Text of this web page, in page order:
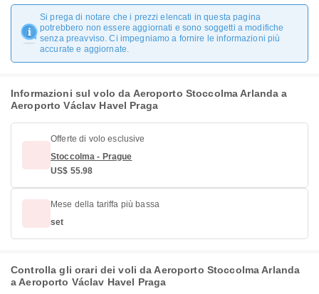
Si prega di notare che i prezzi elencati in questa pagina
potrebbero non essere aggiornati e sono soggetti a modifiche
senza preavviso. Ci impegniamo a fornire le informazioni più
accurate e aggiornate.
Informazioni sul volo da Aeroporto Stoccolma Arlanda a
Aeroporto Václav Havel Praga
Offerte di volo esclusive
Stoccolma - Prague
US$ 55.98
Mese della tariffa più bassa
set
Controlla gli orari dei voli da Aeroporto Stoccolma Arlanda
a Aeroporto Václav Havel Praga